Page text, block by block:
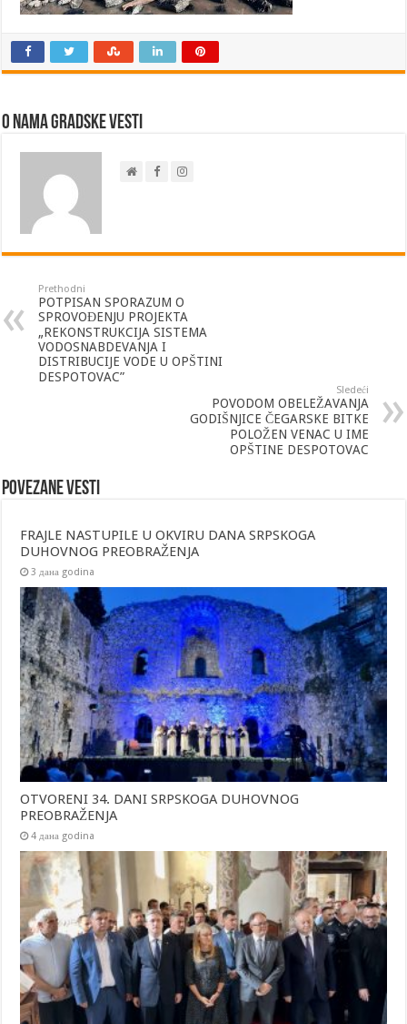
O nama Gradske Vesti
Prethodni
POTPISAN SPORAZUM O
SPROVOĐENJU PROJEKTA
„REKONSTRUKCIJA SISTEMA
VODOSNABDEVANJA I
DISTRIBUCIJE VODE U OPŠTINI
DESPOTOVAC”
Sledeći
POVODOM OBELEŽAVANJA
GODIŠNJICE ČEGARSKE BITKE
POLOŽEN VENAC U IME
OPŠTINE DESPOTOVAC
Povezane vesti
FRAJLE NASTUPILE U OKVIRU DANA SRPSKOGA
DUHOVNOG PREOBRAŽENJA
3 дана godina
OTVORENI 34. DANI SRPSKOGA DUHOVNOG
PREOBRAŽENJA
4 дана godina